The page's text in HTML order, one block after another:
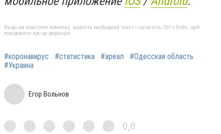
Якщо ви помітили помилку, виділіть необхідний текст і натисніть Ctrl + Enter, щоб
повідомити про це редакцію
#коронавирус #статистика #ареал
#Одесская область
#Украина
Егор Вольнов
0,0